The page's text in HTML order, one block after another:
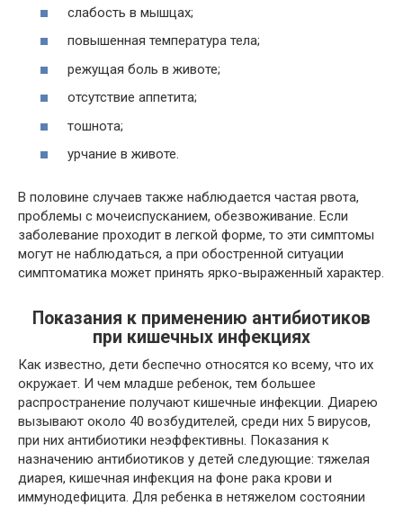
слабость в мышцах;
повышенная температура тела;
режущая боль в животе;
отсутствие аппетита;
тошнота;
урчание в животе.
В половине случаев также наблюдается частая рвота,
проблемы с мочеиспусканием, обезвоживание. Если
заболевание проходит в легкой форме, то эти симптомы
могут не наблюдаться, а при обостренной ситуации
симптоматика может принять ярко-выраженный характер.
Показания к применению антибиотиков
при кишечных инфекциях
Как известно, дети беспечно относятся ко всему, что их
окружает. И чем младше ребенок, тем большее
распространение получают кишечные инфекции. Диарею
вызывают около 40 возбудителей, среди них 5 вирусов,
при них антибиотики неэффективны. Показания к
назначению антибиотиков у детей следующие: тяжелая
диарея, кишечная инфекция на фоне рака крови и
иммунодефицита. Для ребенка в нетяжелом состоянии